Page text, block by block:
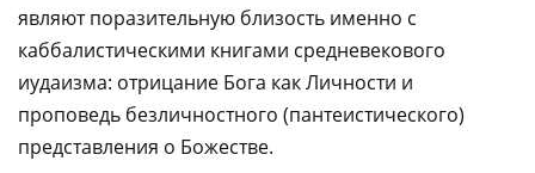
являют поразительную близость именно с
каббалистическими книгами средневекового
иудаизма: отрицание Бога как Личности и
проповедь безличностного (пантеистического)
представления о Божестве.